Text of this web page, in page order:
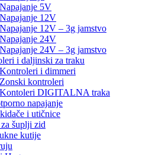
Napajanje 5V
Napajanje 12V
Napajanje 12V – 3g jamstvo
Napajanje 24V
Napajanje 24V – 3g jamstvo
i daljinski za traku
Kontroleri i dimmeri
Zonski kontroleri
Kontoleri DIGITALNA traka
napajanje
i utičnice
šuplji zid
kutije